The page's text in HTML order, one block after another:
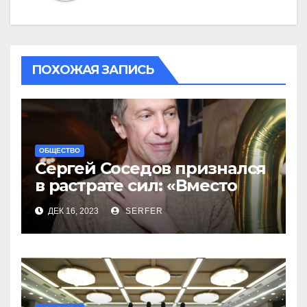
ПОХОЖАЯ ЗАПИСЬ
ОБЩЕСТВО
Сергей Соседов признался
в растрате сил: «Вместо
меня взяли Пригожина»
ДЕК 16, 2023 SERFER